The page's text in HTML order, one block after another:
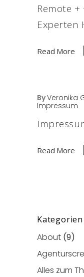
Remote +
Experten
Read More
ByVeronika
Impressum
Read More
Kategorien
About (9)
Alles zum